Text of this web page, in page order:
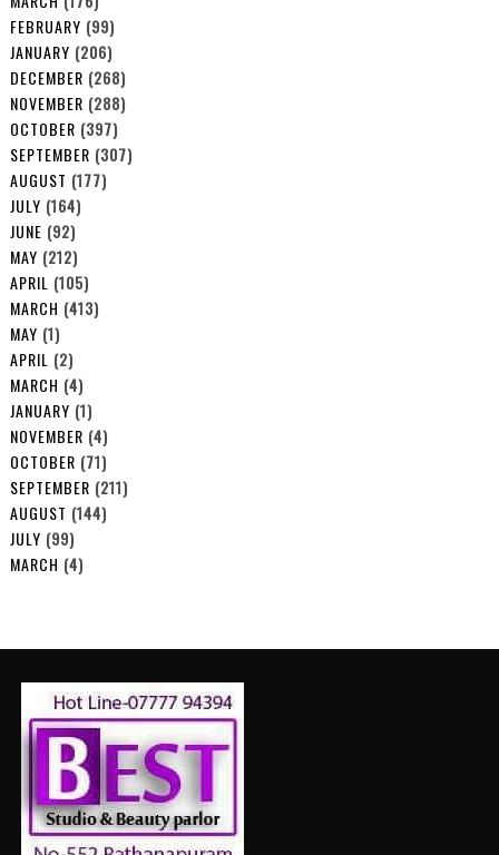
FEBRUARY (99)
JANUARY (206)
DECEMBER (268)
NOVEMBER (288)
OCTOBER (397)
SEPTEMBER (307)
AUGUST (177)
JULY (164)
JUNE (92)
MAY (212)
APRIL (105)
MARCH (413)
MAY (1)
APRIL (2)
MARCH (4)
JANUARY (1)
NOVEMBER (4)
OCTOBER (71)
SEPTEMBER (211)
AUGUST (144)
JULY (99)
MARCH (4)